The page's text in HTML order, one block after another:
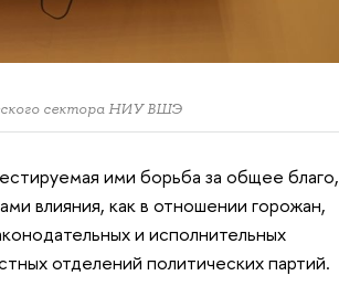
сектора НИУ ВШЭ
ими борьба за общее благо,
влияния, как в отношении горожан,
и исполнительных
отделений политических партий.